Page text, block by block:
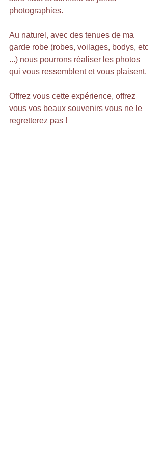
photographies.
Au naturel, avec des tenues de ma
garde robe (robes, voilages, bodys, etc
...) nous pourrons réaliser les photos
qui vous ressemblent et vous plaisent.
Offrez vous cette expérience, offrez
vous vos beaux souvenirs vous ne le
regretterez pas !